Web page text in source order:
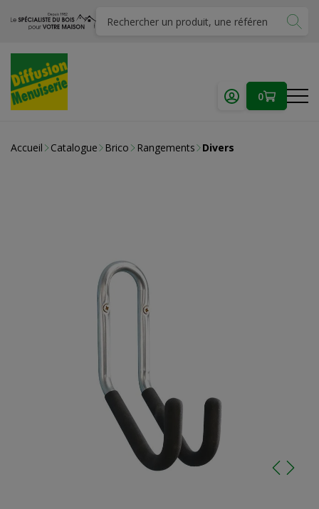
0
Accueil Catalogue Brico Rangements Divers